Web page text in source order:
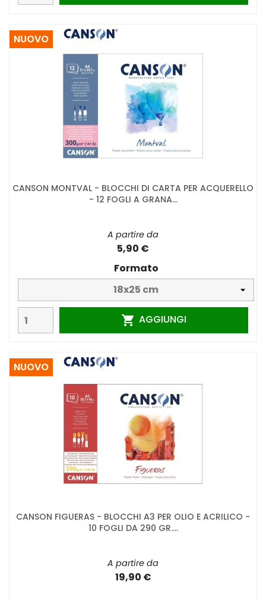
CANSON MONTVAL - BLOCCHI DI CARTA PER ACQUERELLO
- 12 FOGLI A GRANA...
A partire da
5,90 €
Formato
 AGGIUNGI
NUOVO
CANSON FIGUERAS - BLOCCHI A3 PER OLIO E ACRILICO -
10 FOGLI DA 290 GR....
A partire da
19,90 €
NUOVO